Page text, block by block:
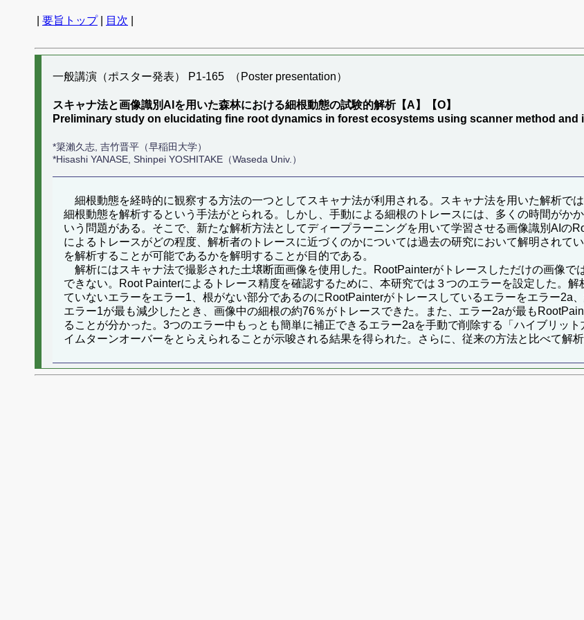
要旨トップ| 目次
一般講演（ポスター発表） P1-165 （Poster presentation）
スキャナ法と画像識別AIを用いた森林における細根動態の試験的解析【A】【O】
Preliminary study on elucidating fine root dynamics in forest ecosystems using scanner method and
*簗瀨久志, 吉竹晋平（早稲田大学）
*Hisashi YANASE, Shinpei YOSHITAKE（Waseda Univ.）
細根動態を経時的に観察する方法の一つとしてスキャナ法が利用される。スキャナ法を用いた解析で
細根動態を解析するという手法がとられる。しかし、手動による細根のトレースには、多くの時間がか
いう問題がある。そこで、新たな解析方法としてディープラーニングを用いて学習させる画像識別AIの
によるトレースがどの程度、解析者のトレースに近づくのかについては過去の研究において解明されて
を解析することが可能であるかを解明することが目的である。
解析にはスキャナ法で撮影された土壌断面画像を使用した。RootPainterがトレースしただけの画像で
できない。Root Painterによるトレース精度を確認するために、本研究では３つのエラーを設定した。
ていないエラーをエラー1、根がない部分であるのにRootPainterがトレースしているエラーをエラー2a
エラー1が最も減少したとき、画像中の細根の約76％がトレースできた。また、エラー2aが最も
ることが分かった。3つのエラー中もっとも簡単に補正できるエラー2aを手動で削除する「ハイブリッ
イムターンオーバーをとらえられることが示唆される結果を得られた。さらに、従来の方法と比べて解